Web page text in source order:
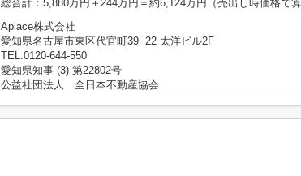
総合計：5,880万円＋244万円＝約6,124万円（売出し時価格で算
Aplace株式会社
愛知県名古屋市東区代官町39−22 太洋ビル2F
TEL:0120-644-550
愛知県知事 (3) 第22802号
公益社団法人 全日本不動産協会